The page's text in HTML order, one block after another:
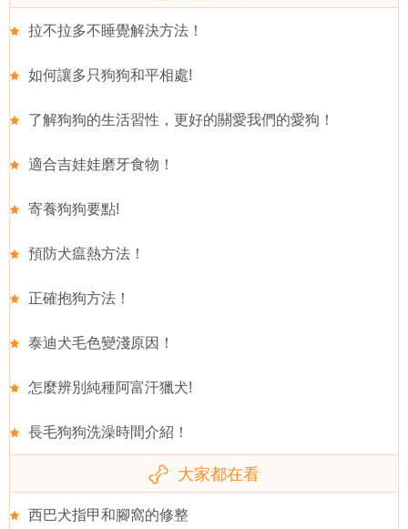
拉不拉多不睡覺解決方法！
如何讓多只狗狗和平相處!
了解狗狗的生活習性，更好的關愛我們的愛狗！
適合吉娃娃磨牙食物！
寄養狗狗要點!
預防犬瘟熱方法！
正確抱狗方法！
泰迪犬毛色變淺原因！
怎麼辨別純種阿富汗獵犬!
長毛狗狗洗澡時間介紹！
大家都在看
西巴犬指甲和腳窩的修整